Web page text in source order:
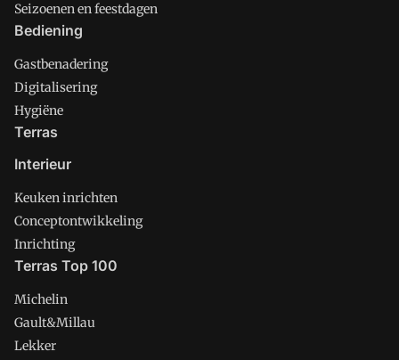
Seizoenen en feestdagen
Bediening
Gastbenadering
Digitalisering
Hygiëne
Terras
Interieur
Keuken inrichten
Conceptontwikkeling
Inrichting
Terras Top 100
Michelin
Gault&Millau
Lekker